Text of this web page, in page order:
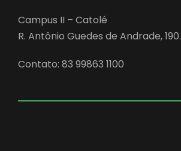
Campus II – Catolé
R. Antônio Guedes de Andrade, 190.
Contato: 83 99863 1100